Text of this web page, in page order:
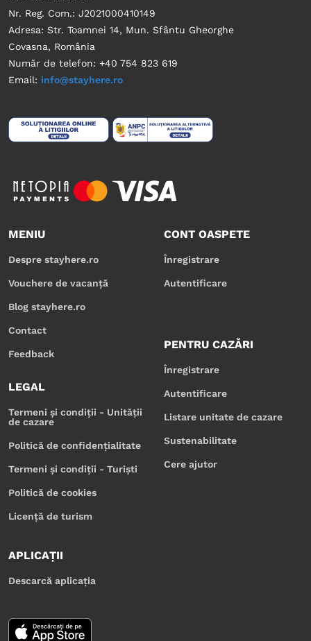
Nr. Reg. Com.: J2021000410149
Adresa: Str. Toamnei 14, Mun. Sfântu Gheorghe
Covasna, România
Număr de telefon: +40 754 823 619
Email: info@stayhere.ro
MENIU
Despre stayhere.ro
Vouchere de vacanță
Blog stayhere.ro
Contact
Feedback
LEGAL
Termeni și condiții - Unității
de cazare
Politică de confidențialitate
Termeni și condiții - Turiști
Politică de cookies
Licență de turism
CONT OASPETE
Înregistrare
Autentificare
PENTRU CAZĂRI
Înregistrare
Autentificare
Listare unitate de cazare
Sustenabilitate
Cere ajutor
APLICAȚII
Descarcă aplicația